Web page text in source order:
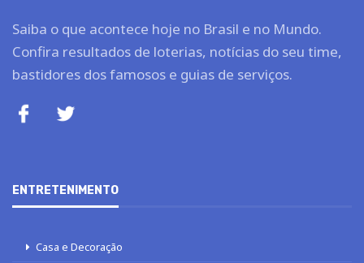
Saiba o que acontece hoje no Brasil e no Mundo.
Confira resultados de loterias, notícias do seu time,
bastidores dos famosos e guias de serviços.
ENTRETENIMENTO
Casa e Decoração